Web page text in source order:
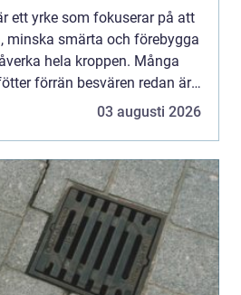
ett yrke som fokuserar på att
minska smärta och förebygga
hela kroppen. Många
förrän besvären redan är
fotvård kan vara
03 augusti 2026